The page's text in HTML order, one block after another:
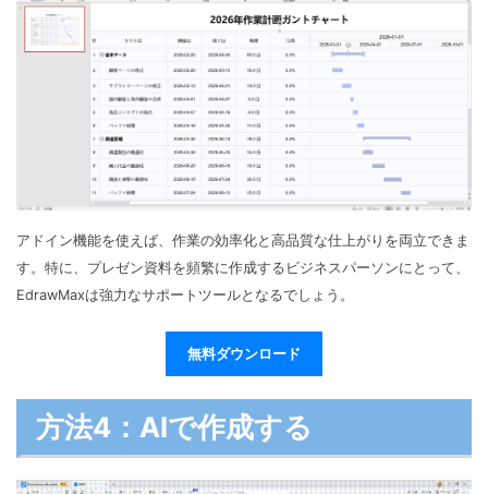
アドイン機能を使えば、作業の効率化と高品質な仕上がりを両立できま
す。特に、プレゼン資料を頻繁に作成するビジネスパーソンにとって、
EdrawMaxは強力なサポートツールとなるでしょう。
無料ダウンロード
方法4：AIで作成する